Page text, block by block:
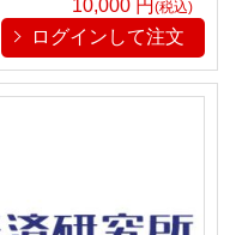
10,000 円(税込)
ログインして注文